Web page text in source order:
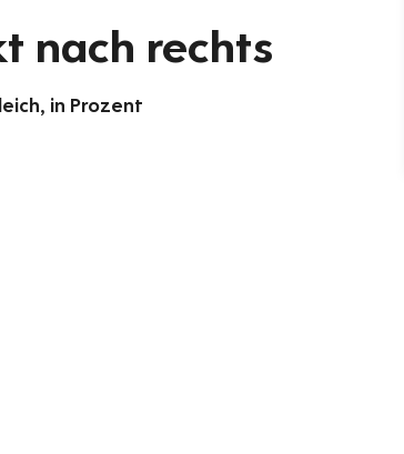
nach rechts
in Prozent